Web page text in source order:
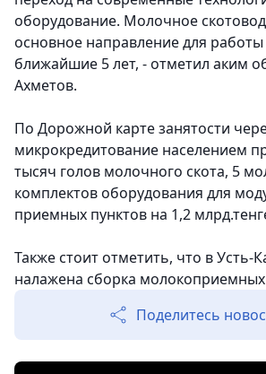
оборудование. Молочное
основное направление для
ближайшие 5 лет, - отметил аким
Ахметов.
По Дорожной карте занятости
микрокредитование населением
тысяч голов молочного скота, 5
комплектов оборудования для
приемных пунктов на 1,2
Также стоит отметить, что в Усть-
налажена сборка
Поделитесь